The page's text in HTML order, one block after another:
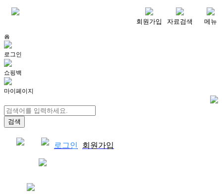
회원가입 자료검색 메뉴
홈
로그인
쇼핑백
마이페이지
로그인 회원가입